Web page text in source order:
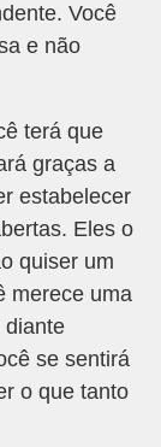
Você
e não
terá que
graças a
estabelecer
Eles o
quiser um
merece uma
diante
se sentirá
o que tanto